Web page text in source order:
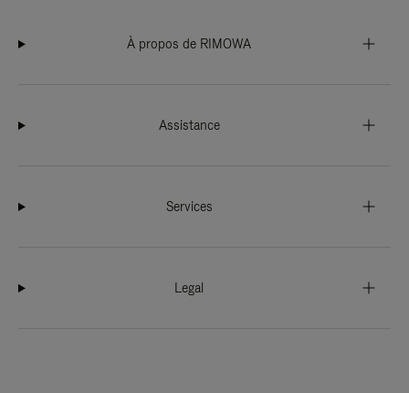
À propos de RIMOWA
Assistance
Services
Legal